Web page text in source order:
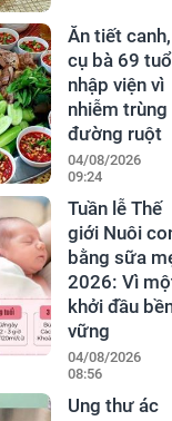
Ăn tiết canh,
cụ bà 69
nhập viện vì
nhiễm trùng
đường ruột
04/08/2026
09:24
Tuần lễ Thế
giới Nuôi
bằng sữa
2026: Vì
khởi đầu
vững
04/08/2026
08:56
Ung thư ác